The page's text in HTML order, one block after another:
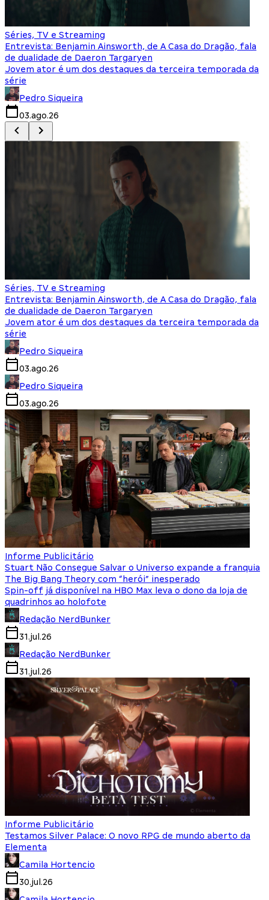
Séries, TV e Streaming
Entrevista: Benjamin Ainsworth, de A Casa do Dragão, fala
de dualidade de Daeron Targaryen
Jovem ator é um dos destaques da terceira temporada da
série
Pedro Siqueira
03.ago.26
Séries, TV e Streaming
Entrevista: Benjamin Ainsworth, de A Casa do Dragão, fala
de dualidade de Daeron Targaryen
Jovem ator é um dos destaques da terceira temporada da
série
Pedro Siqueira
03.ago.26
Pedro Siqueira
03.ago.26
Informe Publicitário
Stuart Não Consegue Salvar o Universo expande a franquia
The Big Bang Theory com “herói” inesperado
Spin-off já disponível na HBO Max leva o dono da loja de
quadrinhos ao holofote
Redação NerdBunker
31.jul.26
Redação NerdBunker
31.jul.26
Informe Publicitário
Testamos Silver Palace: O novo RPG de mundo aberto da
Elementa
Camila Hortencio
30.jul.26